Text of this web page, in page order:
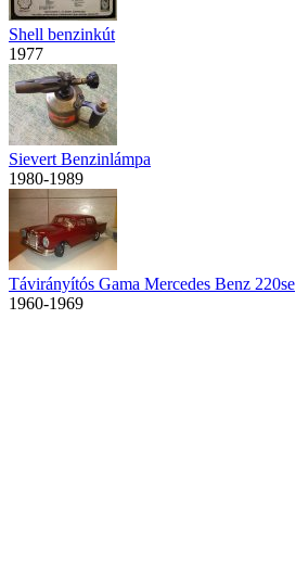
Shell benzinkút
1977
Sievert Benzinlámpa
1980-1989
Távirányítós Gama Mercedes Benz 220se
1960-1969